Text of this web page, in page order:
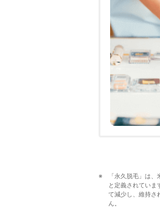
「永久脱毛」は
と定義されていま
て減少し、維持さ
ん。